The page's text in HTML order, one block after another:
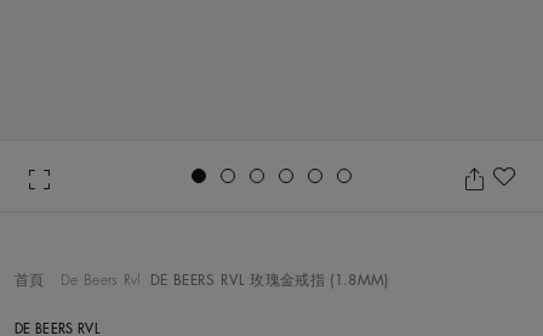
首頁 De Beers Rvl DE BEERS RVL 玫瑰金戒指 (1.8MM)
DE BEERS RVL